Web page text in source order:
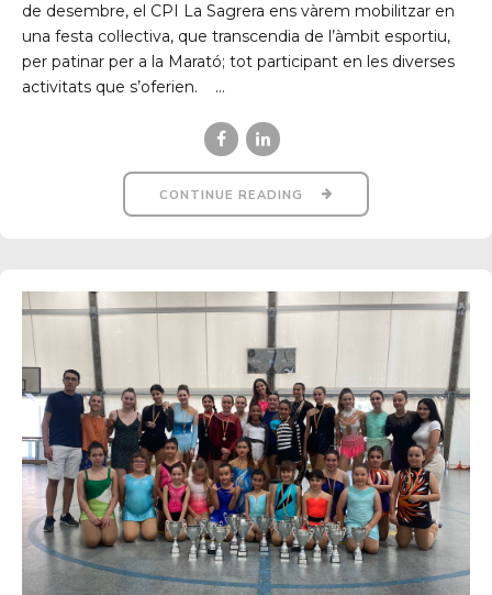
de desembre, el CPI La Sagrera ens vàrem mobilitzar en
una festa col·lectiva, que transcendia de l’àmbit esportiu,
per patinar per a la Marató; tot participant en les diverses
activitats que s’oferien. ...
CONTINUE READING